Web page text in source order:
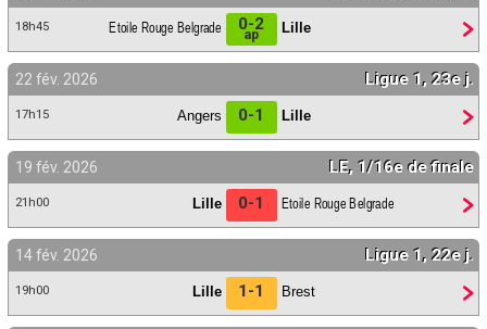
18h45 Etoile Rouge Belgrade 0-2
ap Lille
22 fév. 2026 Ligue 1, 23e j.
17h15 Angers 0-1 Lille
19 fév. 2026 LE, 1/16e de finale
21h00 Lille 0-1 Etoile Rouge Belgrade
14 fév. 2026 Ligue 1, 22e j.
19h00 Lille 1-1 Brest